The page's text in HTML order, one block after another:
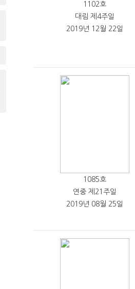
1102호
대림 제4주일
2019년 12월 22일
1085호
연중 제21주일
2019년 08월 25일